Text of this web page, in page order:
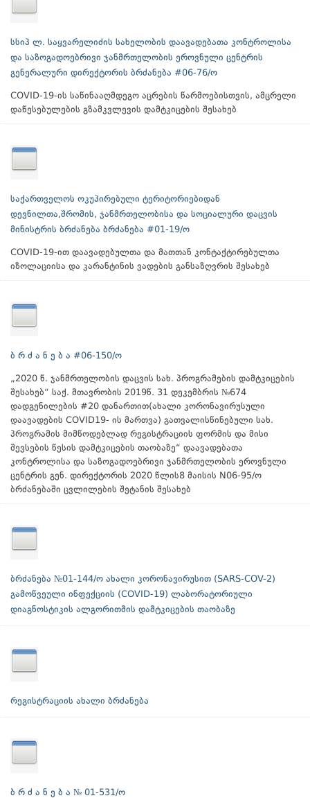
სსიპ ლ. საყვარელიძის სახელობის დაავადებათა კონტროლისა
და საზოგადოებრივი ჯანმრთელობის ეროვნული ცენტრის
გენერალური დირექტორის ბრძანება #06-76/ო
COVID-19-ის საწინააღმდეგო აცრების წარმოებისთვის, ამცრელი
დაწესებულების გზამკვლევის დამტკიცების შესახებ
საქართველოს ოკუპირებული ტერიტორიებიდან
დევნილთა,შრომის, ჯანმრთელობისა და სოციალური დაცვის
მინისტრის ბრძანება ბრძანება #01-19/ო
COVID-19-ით დაავადებულთა და მათთან კონტაქტირებულთა
იზოლაციისა და კარანტინის ვადების განსაზღვრის შესახებ
ბ რ ძ ა ნ ე ბ ა #06-150/ო
„2020 წ. ჯანმრთელობის დაცვის სახ. პროგრამების დამტკიცების
შესახებ“ საქ. მთავრობის 2019წ. 31 დეკემბრის №674
დადგენილების #20 დანართით(ახალი კორონავირუსული
დაავადების COVID19- ის მართვა) გათვალისწინებული სახ.
პროგრამის მიმწოდებლად რეგისტრაციის ფორმის და მისი
შევსების წესის დამტკიცების თაობაზე“ დაავადებათა
კონტროლისა და საზოგადოებრივი ჯანმრთელობის ეროვნული
ცენტრის გენ. დირექტორის 2020 წლის8 მაისის N06-95/ო
ბრძანებაში ცვლილების შეტანის შესახებ
ბრძანება №01-144/ო ახალი კორონავირუსით (SARS-COV-2)
გამოწვეული ინფექციის (COVID-19) ლაბორატორიული
დიაგნოსტიკის ალგორითმის დამტკიცების თაობაზე
რეგისტრაციის ახალი ბრძანება
ბ რ ძ ა ნ ე ბ ა № 01-531/ო